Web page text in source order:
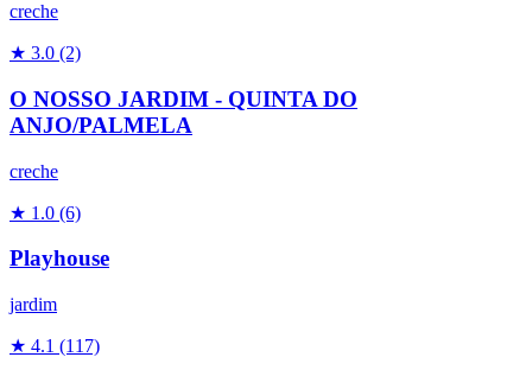
creche
★ 3.0 (2)
O NOSSO JARDIM - QUINTA DO
ANJO/PALMELA
creche
★ 1.0 (6)
Playhouse
jardim
★ 4.1 (117)